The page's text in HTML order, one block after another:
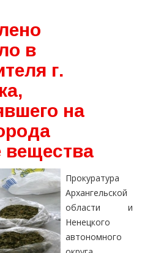
в
г.
на
Прокуратура
Архангельской
области и
Ненецкого
автономного